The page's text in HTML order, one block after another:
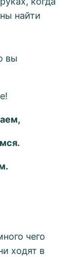
найти
вы
чего
ходят в